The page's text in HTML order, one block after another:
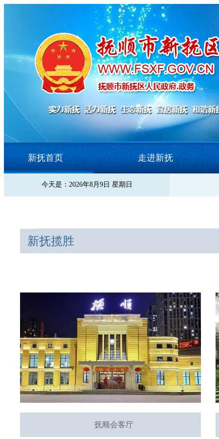
新抚首页 走进新抚
今天是：2026年8月9日 星期日
新抚揽胜
抚顺会客厅